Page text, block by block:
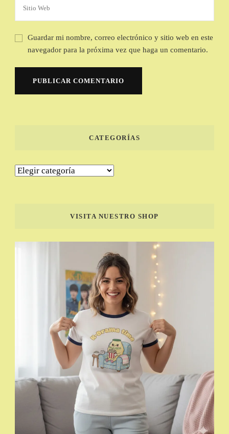
Guardar mi nombre, correo electrónico y sitio web en este
navegador para la próxima vez que haga un comentario.
CATEGORÍAS
Categorías
VISITA NUESTRO SHOP